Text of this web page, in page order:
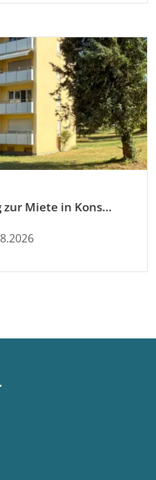
Jetzt neu: Wohnung zur Miete in Konstanz